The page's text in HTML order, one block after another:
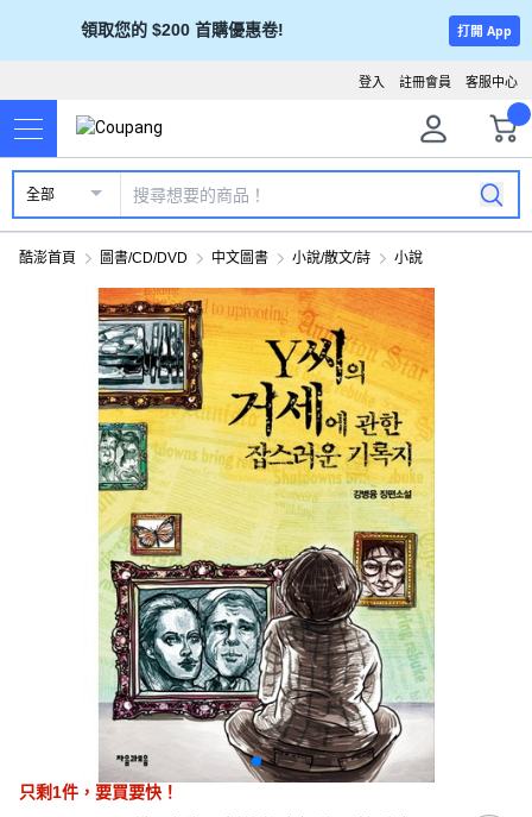
領取您的 $200 首購優惠卷! 打開 App
客服中心
註冊會員
登入
全部
酷澎首頁 圖書/CD/DVD 中文圖書 小說/散文/詩 小說
只剩1件， 要買要快！